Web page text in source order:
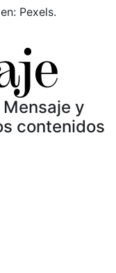
Pexels.
y
contenidos